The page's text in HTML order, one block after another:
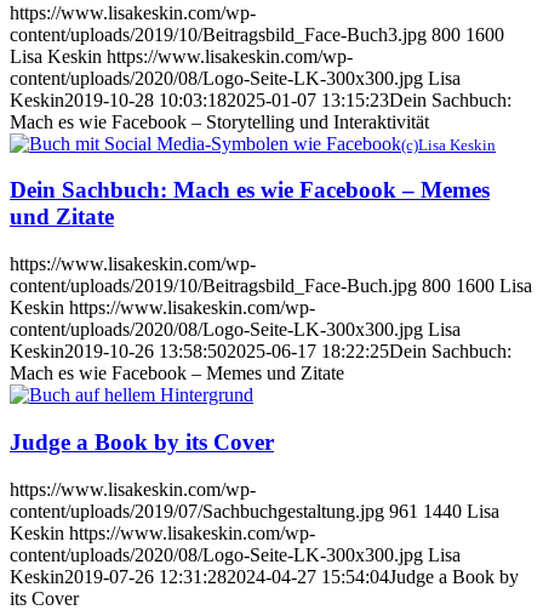
https://www.lisakeskin.com/wp-
content/uploads/2019/10/Beitragsbild_Face-Buch3.jpg 800 1600
Lisa Keskin https://www.lisakeskin.com/wp-
content/uploads/2020/08/Logo-Seite-LK-300x300.jpg Lisa
Keskin2019-10-28 10:03:182025-01-07 13:15:23Dein Sachbuch:
Mach es wie Facebook – Storytelling und Interaktivität
(c)Lisa Keskin
Dein Sachbuch: Mach es wie Facebook – Memes
und Zitate
https://www.lisakeskin.com/wp-
content/uploads/2019/10/Beitragsbild_Face-Buch.jpg 800 1600 Lisa
Keskin https://www.lisakeskin.com/wp-
content/uploads/2020/08/Logo-Seite-LK-300x300.jpg Lisa
Keskin2019-10-26 13:58:502025-06-17 18:22:25Dein Sachbuch:
Mach es wie Facebook – Memes und Zitate
Judge a Book by its Cover
https://www.lisakeskin.com/wp-
content/uploads/2019/07/Sachbuchgestaltung.jpg 961 1440 Lisa
Keskin https://www.lisakeskin.com/wp-
content/uploads/2020/08/Logo-Seite-LK-300x300.jpg Lisa
Keskin2019-07-26 12:31:282024-04-27 15:54:04Judge a Book by
its Cover